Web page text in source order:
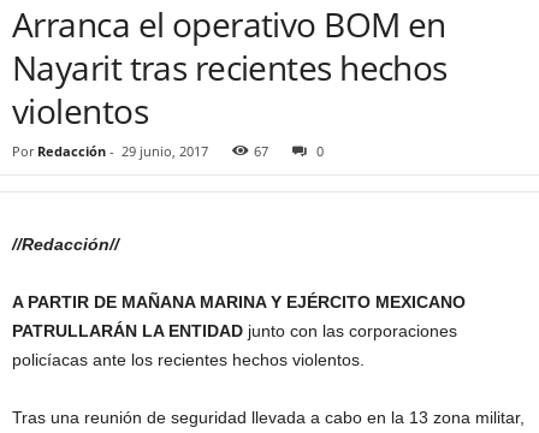
Arranca el operativo BOM en
Nayarit tras recientes hechos
violentos
Por Redacción - 29 junio, 2017 67 0
//Redacción//
A PARTIR DE MAÑANA MARINA Y EJÉRCITO MEXICANO
PATRULLARÁN LA ENTIDAD junto con las corporaciones
policíacas ante los recientes hechos violentos.
Tras una reunión de seguridad llevada a cabo en la 13 zona militar,